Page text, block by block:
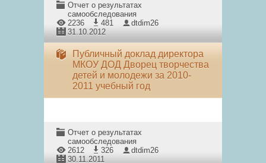
Отчет о результатах
самообследования
2236
481
dtdim26
31.10.2012
Публичный доклад директора
МКОУ ДОД Дворец творчества
детей и молодежи за 2010-
2011 учебный год
Отчет о результатах
самообследования
2612
326
dtdim26
30.11.2011